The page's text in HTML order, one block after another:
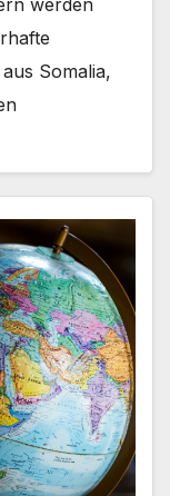
werden
Somalia,